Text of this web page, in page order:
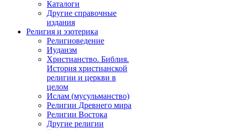
Каталоги
Другие справочные
издания
Религия и эзотерика
Религиоведение
Иудаизм
Христианство. Библия.
История христианской
религии и церкви в
целом
Ислам (мусульманство)
Религии Древнего мира
Религии Востока
Другие религии